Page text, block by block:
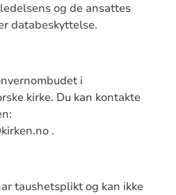
og de ansattes
databeskyttelse.
i
kirke. Du kan kontakte
.
taushetsplikt og kan ikke